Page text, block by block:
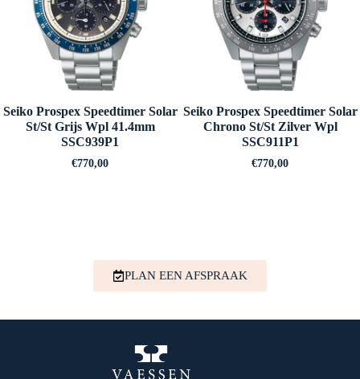
Seiko Prospex Speedtimer Solar
St/St Grijs Wpl 41.4mm
SSC939P1
€770,00
Seiko Prospex Speedtimer Solar
Chrono St/St Zilver Wpl
SSC911P1
€770,00
PLAN EEN AFSPRAAK